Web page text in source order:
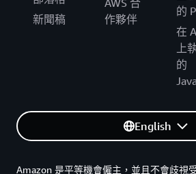
新聞稿
作夥伴
的
在
上
的
English
Amazon 是平等機會僱主，並且不會歧視